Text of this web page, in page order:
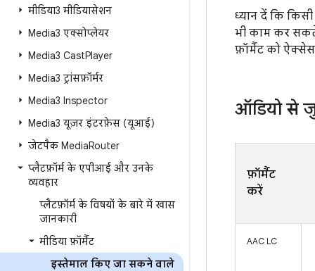
मीडिया3 मीडियासेशन
Media3 एक्सोप्लेयर
Media3 CastPlayer
Media3 ट्रांसफ़ॉर्मर
Media3 Inspector
Media3 यूज़र इंटरफ़ेस (यूआई)
जेटपैक MediaRouter
प्लैटफ़ॉर्म के एपीआई और उनके
व्यवहार
प्लैटफ़ॉर्म के विषयों के बारे में खास
जानकारी
मीडिया फ़ॉर्मैट
इस्तेमाल किए जा सकने वाले
ध्यान दें कि
भी काम कर
फ़ॉर्मैट को
ऑडियो से
फ़ॉर्मैट
करें
AAC LC